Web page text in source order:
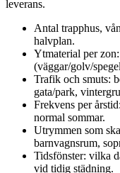
leverans.
Antal trapphus,
halvplan.
Ytmaterial per
(väggar/golv/
Trafik och smuts:
gata/park,
Frekvens per
normal sommar.
Utrymmen som
barnvagnsrum,
Tidsfönster: vilka
vid tidig städning.